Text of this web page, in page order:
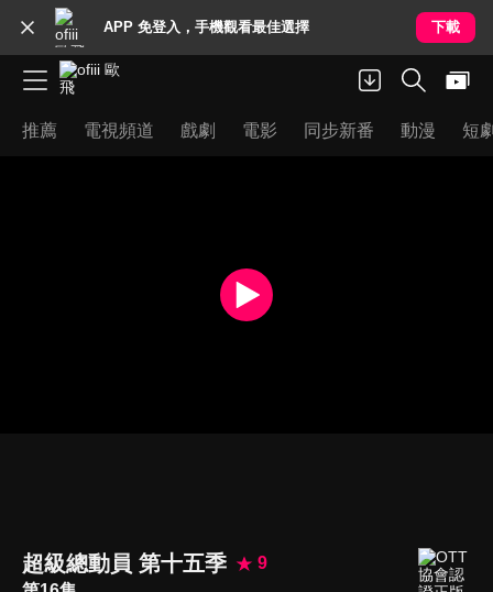
APP 免登入，手機觀看最佳選擇 下載
推薦 電視頻道 戲劇 電影 同步新番 動漫 短
超級總動員 第十五季
9